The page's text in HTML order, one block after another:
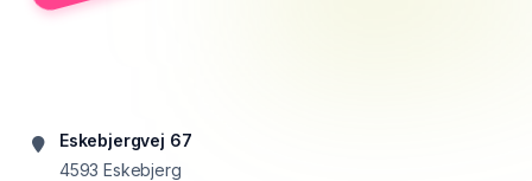
Eskebjergvej 67
4593 Eskebjerg